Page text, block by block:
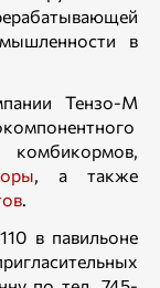
в
Тензо-М
, а также
.
в павильоне